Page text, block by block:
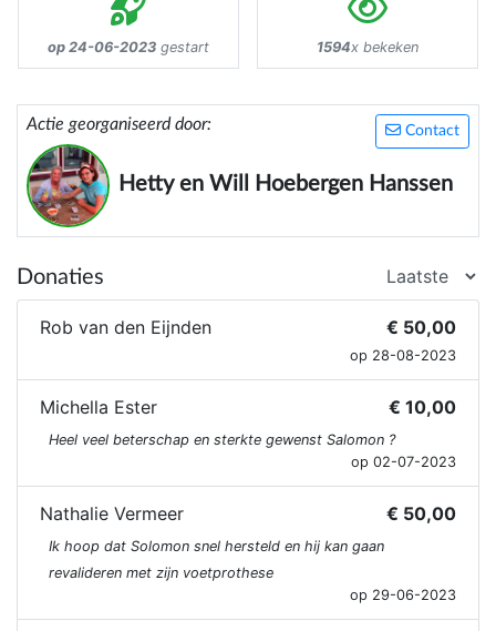
op 24-06-2023 gestart 1594x bekeken
Contact
Actie georganiseerd door:
Hetty en Will Hoebergen Hanssen
Donaties
Rob van den Eijnden € 50,00
op 28-08-2023
Michella Ester € 10,00
Heel veel beterschap en sterkte gewenst Salomon ?
op 02-07-2023
Nathalie Vermeer € 50,00
Ik hoop dat Solomon snel hersteld en hij kan gaan
revalideren met zijn voetprothese
op 29-06-2023